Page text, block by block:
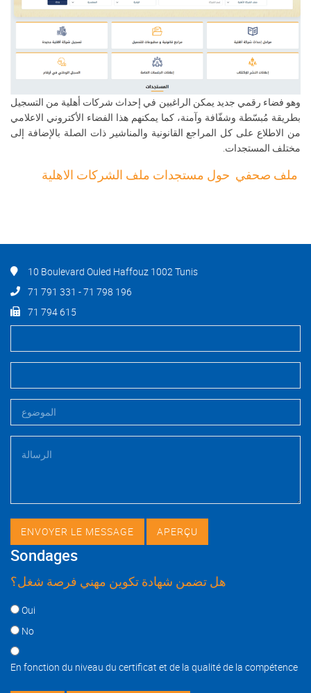
وهو فضاء رقمي جديد يمكن الراغبين في إحداث شركات أهلية من التسجيل
بطريقة مُبسّطة وشفّافة وآمنة، كما يمكنهم هذا الفضاء الأكتروني الاعلامي
من الاطلاع على كل المراجع القانونية والمناشير ذات الصلة بالإضافة إلى
مختلف المستجدات.
ملف صحفي حول مستجدات ملف الشركات الاهلية
10 Boulevard Ouled Haffouz 1002 Tunis
71 791 331 - 71 798 196
71 794 615
Sondages
هل تضمن شهادة تكوين مهني فرصة شغل؟
Choices
Oui
No
En fonction du niveau du certificat et de la qualité de la compétence